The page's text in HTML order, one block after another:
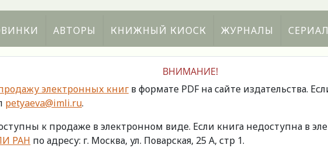
АВТОРЫ КНИЖНЫЙ КИОСК ЖУРНАЛЫ
ВНИМАНИЕ!
электронных книг в формате PDF на сайте издательства.
petyaeva@imli.ru.
к продаже в электронном виде. Если книга недоступна в
РАН по адресу: г. Москва, ул. Поварская, 25 А, стр 1.